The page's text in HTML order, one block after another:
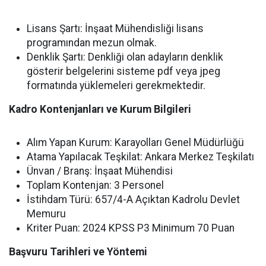
Lisans Şartı: İnşaat Mühendisliği lisans
programından mezun olmak.
Denklik Şartı: Denkliği olan adayların denklik
gösterir belgelerini sisteme pdf veya jpeg
formatında yüklemeleri gerekmektedir.
Kadro Kontenjanları ve Kurum Bilgileri
Alım Yapan Kurum: Karayolları Genel Müdürlüğü
Atama Yapılacak Teşkilat: Ankara Merkez Teşkilatı
Ünvan / Branş: İnşaat Mühendisi
Toplam Kontenjan: 3 Personel
İstihdam Türü: 657/4-A Açıktan Kadrolu Devlet
Memuru
Kriter Puan: 2024 KPSS P3 Minimum 70 Puan
Başvuru Tarihleri ve Yöntemi